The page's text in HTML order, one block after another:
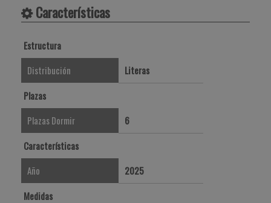
Características
Estructura
Distribución
Literas
Plazas
Plazas Dormir
6
Características
Año
2025
Medidas